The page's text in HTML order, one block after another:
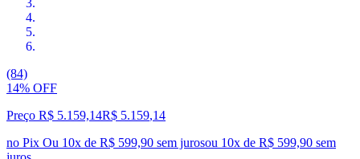
(84)
14% OFF
Preço R$ 5.159,14R$ 5.159,14
no Pix Ou 10x de R$ 599,90 sem jurosou 10x de R$ 599,90 sem